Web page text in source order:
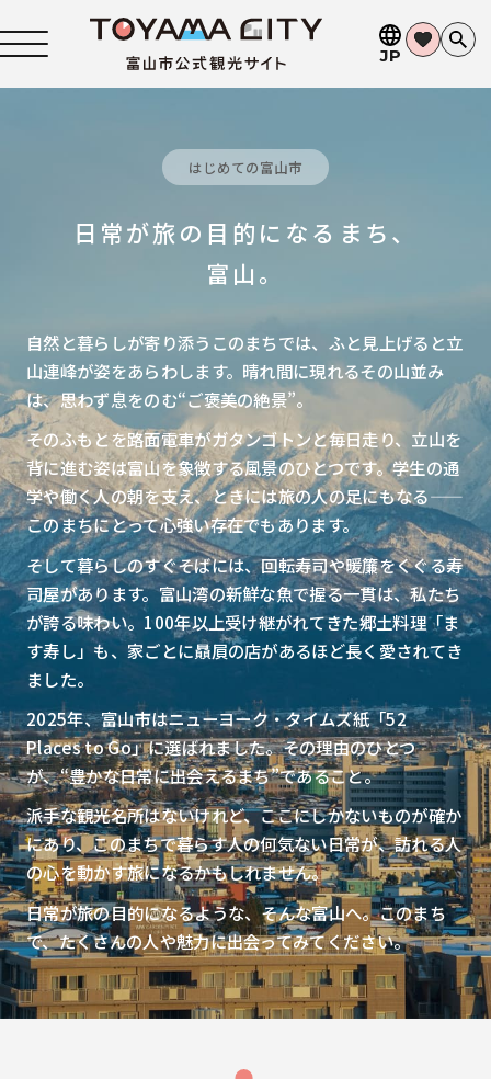
JP
はじめての富山市
日常が旅の目的になるまち、
富山。
自然と暮らしが寄り添うこのまちでは、ふと見上げると立
山連峰が姿をあらわします。晴れ間に現れるその山並み
は、思わず息をのむ“ご褒美の絶景”。
そのふもとを路面電車がガタンゴトンと毎日走り、立山を
背に進む姿は富山を象徴する風景のひとつです。学生の通
学や働く人の朝を支え、ときには旅の人の足にもなる——
このまちにとって心強い存在でもあります。
そして暮らしのすぐそばには、回転寿司や暖簾をくぐる寿
司屋があります。富山湾の新鮮な魚で握る一貫は、私たち
が誇る味わい。100年以上受け継がれてきた郷土料理「ま
す寿し」も、家ごとに贔屓の店があるほど長く愛されてき
ました。
2025年、富山市はニューヨーク・タイムズ紙「52
Places to Go」に選ばれました。その理由のひとつ
が、“豊かな日常に出会えるまち”であること。
派手な観光名所はないけれど、ここにしかないものが確か
にあり、このまちで暮らす人の何気ない日常が、訪れる人
の心を動かす旅になるかもしれません。
日常が旅の目的になるような、そんな富山へ。このまち
で、たくさんの人や魅力に出会ってみてください。